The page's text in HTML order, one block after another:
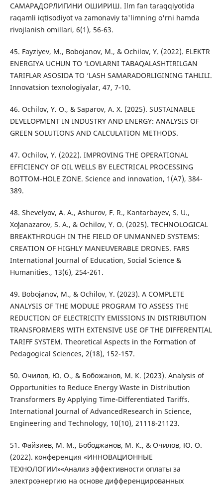
САМАРАДОРЛИГИНИ ОШИРИШ. Ilm fan taraqqiyotida
raqamli iqtisodiyot va zamonaviy ta'limning o'rni hamda
rivojlanish omillari, 6(1), 56-63.
45. Fayziyev, M., Bobojanov, M., & Ochilov, Y. (2022). ELEKTR
ENERGIYA UCHUN TO ‘LOVLARNI TABAQALASHTIRILGAN
TARIFLAR ASOSIDA TO ‘LASH SAMARADORLIGINING TAHLILI.
Innovatsion texnologiyalar, 47, 7-10.
46. Ochilov, Y. O., & Saparov, A. X. (2025). SUSTAINABLE
DEVELOPMENT IN INDUSTRY AND ENERGY: ANALYSIS OF
GREEN SOLUTIONS AND CALCULATION METHODS.
47. Ochilov, Y. (2022). IMPROVING THE OPERATIONAL
EFFICIENCY OF OIL WELLS BY ELECTRICAL PROCESSING
BOTTOM-HOLE ZONE. Science and innovation, 1(A7), 384-
389.
48. Shevelyov, A. A., Ashurov, F. R., Kantarbayev, S. U.,
Xoʻjanazarov, S. A., & Ochilov, Y. O. (2025). TECHNOLOGICAL
BREAKTHROUGH IN THE FIELD OF UNMANNED SYSTEMS:
CREATION OF HIGHLY MANEUVERABLE DRONES. FARS
International Journal of Education, Social Science &
Humanities., 13(6), 254-261.
49. Bobojanov, M., & Ochilov, Y. (2023). A COMPLETE
ANALYSIS OF THE MODULE PROGRAM TO ASSESS THE
REDUCTION OF ELECTRICITY EMISSIONS IN DISTRIBUTION
TRANSFORMERS WITH EXTENSIVE USE OF THE DIFFERENTIAL
TARIFF SYSTEM. Theoretical Aspects in the Formation of
Pedagogical Sciences, 2(18), 152-157.
50. Очилов, Ю. О., & Бобожанов, М. К. (2023). Analysis of
Opportunities to Reduce Energy Waste in Distribution
Transformers By Applying Time-Differentiated Tariffs.
International Journal of AdvancedResearch in Science,
Engineering and Technology, 10(10), 21118-21123.
51. Файзиев, М. М., Бободжанов, М. К., & Очилов, Ю. О.
(2022). конференция «ИННОВАЦИОННЫЕ
ТЕХНОЛОГИИ»«Анализ эффективности оплаты за
электроэнергию на основе дифференцированных